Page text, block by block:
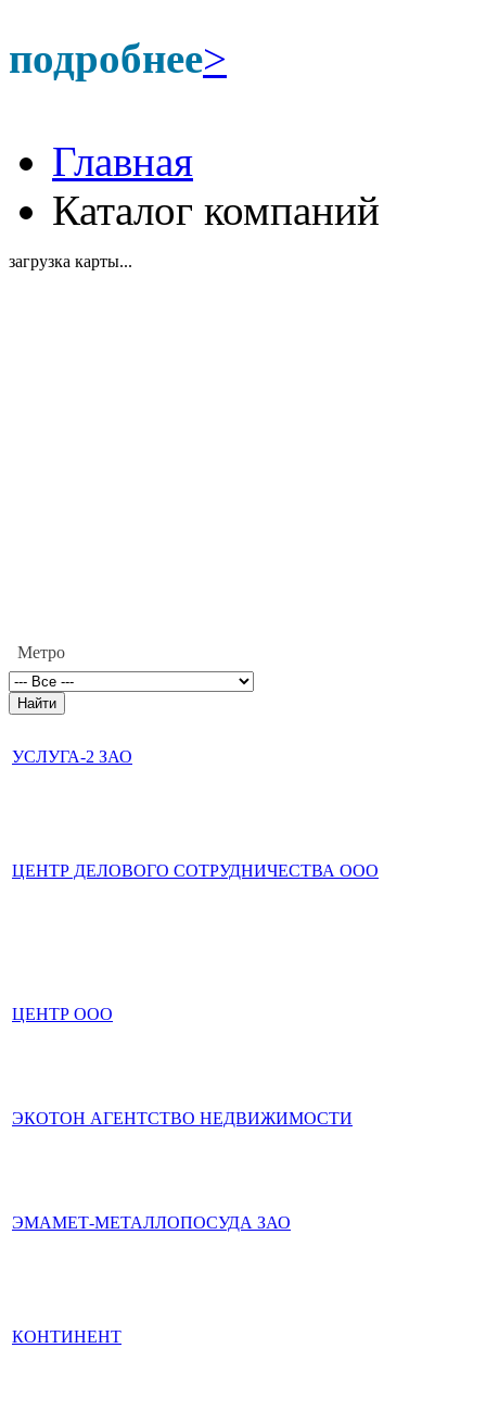
подробнее>
Главная
Каталог компаний
загрузка карты...
Метро
УСЛУГА-2 ЗАО
ЦЕНТР ДЕЛОВОГО СОТРУДНИЧЕСТВА ООО
ЦЕНТР ООО
ЭКОТОН АГЕНТСТВО НЕДВИЖИМОСТИ
ЭМАМЕТ-МЕТАЛЛОПОСУДА ЗАО
КОНТИНЕНТ